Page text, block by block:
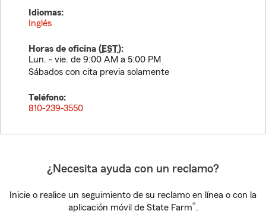
Idiomas:
Inglés
Horas de oficina (EST):
Lun. - vie. de 9:00 AM a 5:00 PM
Sábados con cita previa solamente
Teléfono:
810-239-3550
¿Necesita ayuda con un reclamo?
Inicie o realice un seguimiento de su reclamo en línea o con la
aplicación móvil de State Farm®.